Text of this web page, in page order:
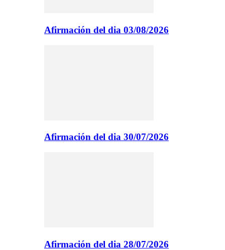
Afirmación del dia 03/08/2026
Afirmación del dia 30/07/2026
Afirmación del dia 28/07/2026